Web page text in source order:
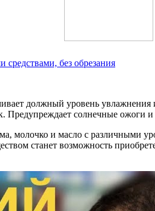
средствами, без обрезания
должный уровень увлажнения
солнечные ожоги и
молочко и масло с
станет возможность